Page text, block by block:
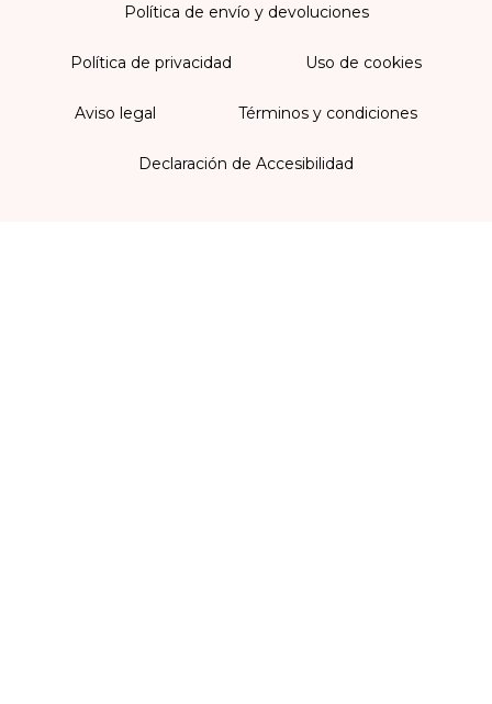
Política de envío y devoluciones
Política de privacidad Uso de cookies
Aviso legal Términos y condiciones
Declaración de Accesibilidad